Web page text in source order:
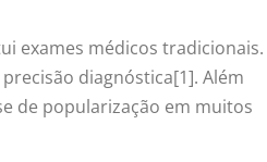
exames médicos tradicionais.
diagnóstica[1]. Além
de popularização em muitos